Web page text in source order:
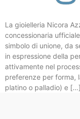
La gioielleria Nicora
concessionaria
simbolo di unione, da
in espressione della
attivamente nel
preferenze per forma,
platino o palladio) e […]